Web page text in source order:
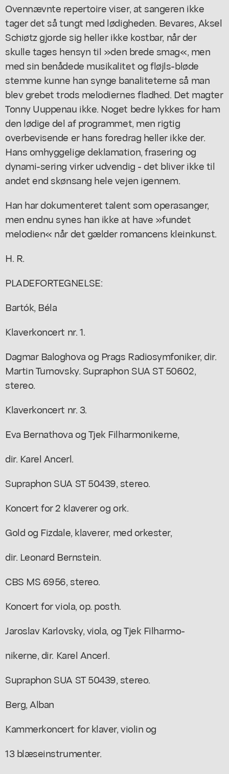
Ovennævnte repertoire viser, at sangeren ikke
tager det så tungt med lødigheden. Bevares, Aksel
Schiøtz gjorde sig heller ikke kostbar, når der
skulle tages hensyn til »den brede smag«, men
med sin benådede musikalitet og fløjls-bløde
stemme kunne han synge banaliteterne så man
blev grebet trods melodiernes fladhed. Det magter
Tonny Uuppenau ikke. Noget bedre lykkes for ham
den lødige del af programmet, men rigtig
overbevisende er hans foredrag heller ikke der.
Hans omhyggelige deklamation, frasering og
dynami-sering virker udvendig - det bliver ikke til
andet end skønsang hele vejen igennem.
Han har dokumenteret talent som operasanger,
men endnu synes han ikke at have »fundet
melodien« når det gælder romancens kleinkunst.
H. R.
PLADEFORTEGNELSE:
Bartók, Béla
Klaverkoncert nr. 1.
Dagmar Baloghova og Prags Radiosymfoniker, dir.
Martin Turnovsky. Supraphon SUA ST 50602,
stereo.
Klaverkoncert nr. 3.
Eva Bernathova og Tjek Filharmonikerne,
dir. Karel Ancerl.
Supraphon SUA ST 50439, stereo.
Koncert for 2 klaverer og ork.
Gold og Fizdale, klaverer, med orkester,
dir. Leonard Bernstein.
CBS MS 6956, stereo.
Koncert for viola, op. posth.
Jaroslav Karlovsky, viola, og Tjek Filharmo-
nikerne, dir. Karel Ancerl.
Supraphon SUA ST 50439, stereo.
Berg, Alban
Kammerkoncert for klaver, violin og
13 blæseinstrumenter.